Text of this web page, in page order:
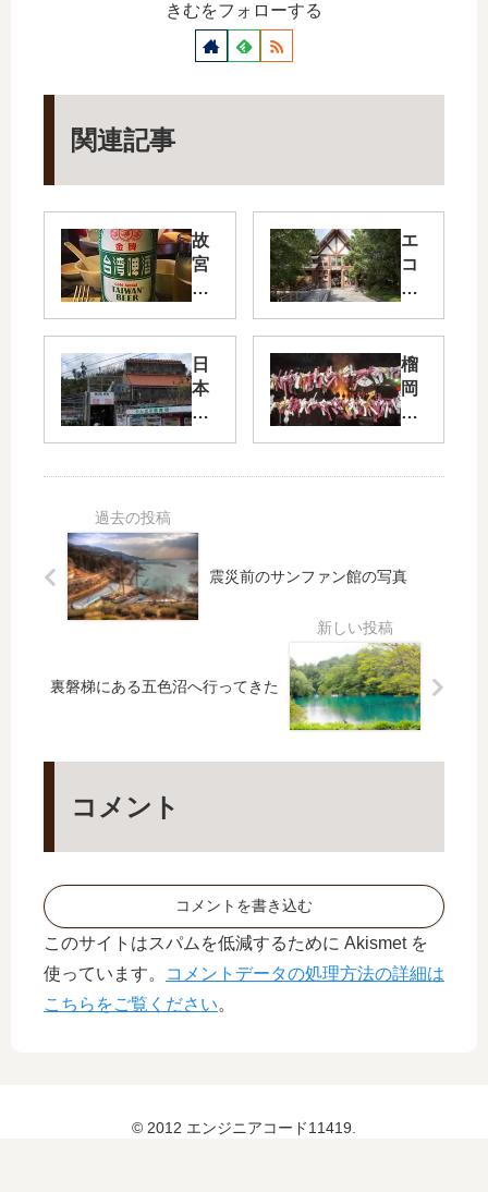
きむをフォローする
関連記事
故
宮
晶
で
ラ
ン
エ
コ
キ
ン
プ
み
ち
の
の
ジ
っ
て
き
た
日
本
一
駅
」
許
田
っ
て
榴
岡
天
祭
っ
て
き
た
震災前のサンファン館の写真
裏磐梯にある五色沼へ行ってきた
コメント
コメントを書き込む
このサイトはスパムを低減するために Akismet を
使っています。
コメントデータの処理方法の詳細は
こちらをご覧ください。
© 2012 エンジニアコード11419.